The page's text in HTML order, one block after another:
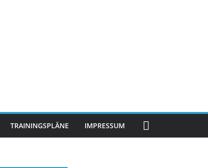
TRAININGSPLÄNE IMPRESSUM